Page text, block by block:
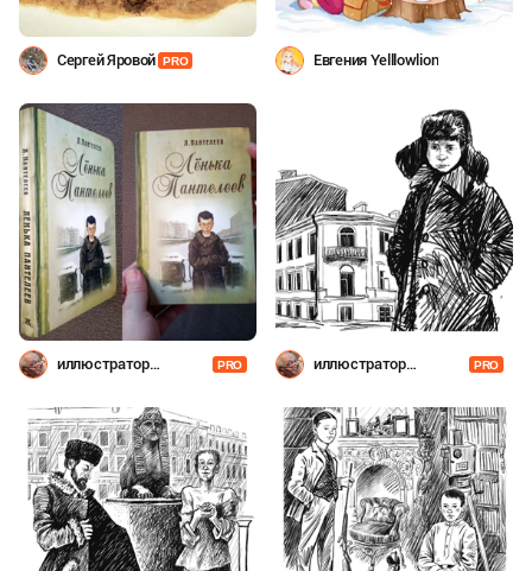
Сергей Яровой PRO Евгения Yelllowlion
иллюстратор
PRO
иллюстратор
PRO